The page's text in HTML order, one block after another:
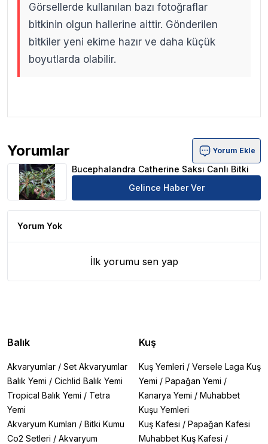
Görsellerde kullanılan bazı fotoğraflar
bitkinin olgun hallerine aittir. Gönderilen
bitkiler yeni ekime hazır ve daha küçük
boyutlarda olabilir.
Yorumlar
Bucephalandra Catherine Saksı Canlı Bitki Ürün
Yorum Ekle
Bucephalandra Catherine Saksı Canlı Bitki
Gelince Haber Ver
Yorum Yok
İlk yorumu sen yap
Balık
Akvaryumlar / Set Akvaryumlar
Balık Yemi / Cichlid Balık Yemi
Tropical Balık Yemi / Tetra
Yemi
Akvaryum Kumları / Bitki Kumu
Co2 Setleri / Akvaryum
Kuş
Kuş Yemleri / Versele Laga Kuş
Yemi / Papağan Yemi /
Kanarya Yemi / Muhabbet
Kuşu Yemleri
Kuş Kafesi / Papağan Kafesi
Muhabbet Kuş Kafesi /